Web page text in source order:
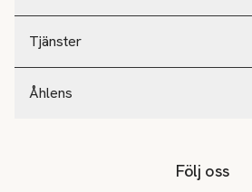
Tjänster
Åhlens
Följ oss